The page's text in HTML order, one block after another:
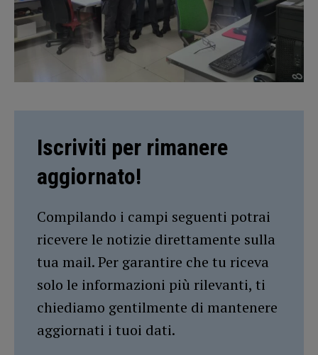
Iscriviti per rimanere
aggiornato!
Compilando i campi seguenti potrai
ricevere le notizie direttamente sulla
tua mail. Per garantire che tu riceva
solo le informazioni più rilevanti, ti
chiediamo gentilmente di mantenere
aggiornati i tuoi dati.